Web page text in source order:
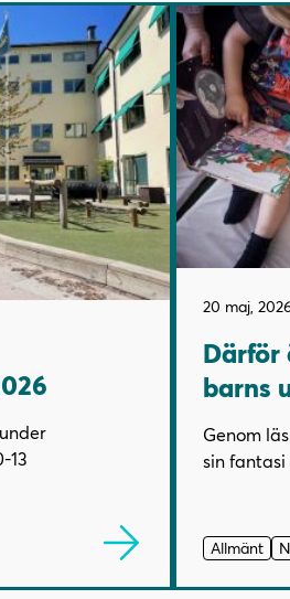
13
20 maj,
barns
Genom
sin fantasi
Allmänt